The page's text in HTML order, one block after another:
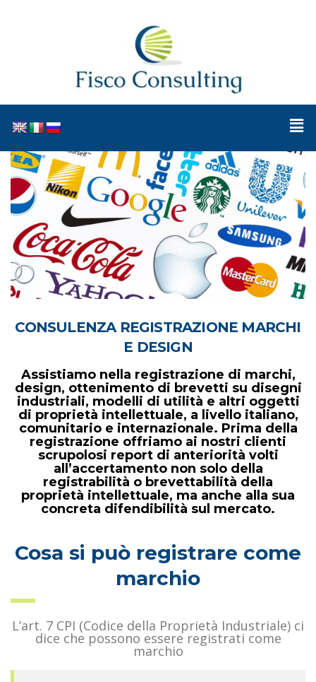
CONSULENZA REGISTRAZIONE MARCHI
E DESIGN
Assistiamo nella registrazione di marchi,
design, ottenimento di brevetti su disegni
industriali, modelli di utilità e altri oggetti
di proprietà intellettuale, a livello italiano,
comunitario e internazionale. Prima della
registrazione offriamo ai nostri clienti
scrupolosi report di anteriorità volti
all’accertamento non solo della
registrabilità o brevettabilità della
proprietà intellettuale, ma anche alla sua
concreta difendibilità sul mercato.
Cosa si può registrare come
marchio
L’art. 7 CPI (Codice della Proprietà Industriale) ci
dice che possono essere registrati come
marchio